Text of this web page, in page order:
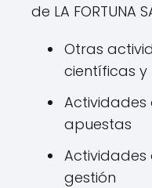
de LA FORTUNA
Otras
científicas y
Actividades
apuestas
gestión